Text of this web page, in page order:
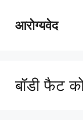
आरोग्यवेद
बॉडी फैट